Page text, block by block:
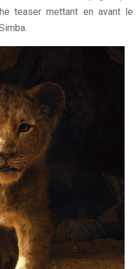
teaser mettant en avant le